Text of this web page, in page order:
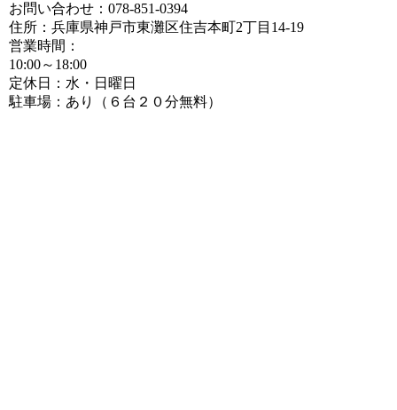
お問い合わせ：078-851-0394
住所：兵庫県神戸市東灘区住吉本町2丁目14-19
営業時間：
10:00～18:00
定休日：水・日曜日
駐車場：あり（６台２０分無料）